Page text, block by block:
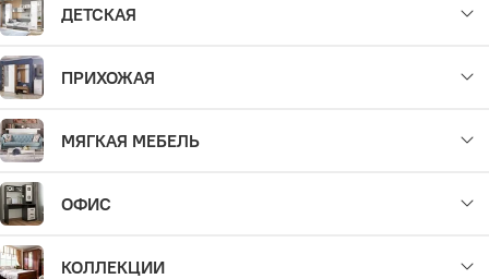
ДЕТСКАЯ
ПРИХОЖАЯ
МЯГКАЯ МЕБЕЛЬ
ОФИС
КОЛЛЕКЦИИ